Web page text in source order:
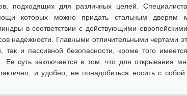
подходящих для различных целей.
которых можно придать стальным дверям
в соответствии с действующими
надежности. Главными отличительными чертами
так и пассивной безопасности, кроме того
Ее суть заключается в том, что для открывания
и удобно, не понадобиться носить с собой